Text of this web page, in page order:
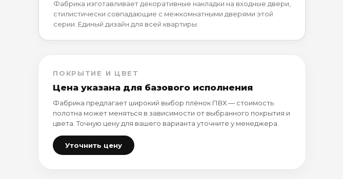
Фабрика изготавливает декоративные накладки на входные двери,
стилистически совпадающие с межкомнатными дверями этой
серии. Единый дизайн для всей квартиры.
ПОКРЫТИЕ И ЦВЕТ
Цена указана для базового исполнения
Фабрика предлагает широкий выбор плёнок ПВХ — стоимость
полотна может меняться в зависимости от выбранного покрытия и
цвета. Точную цену для вашего варианта уточните у менеджера.
Уточнить цену